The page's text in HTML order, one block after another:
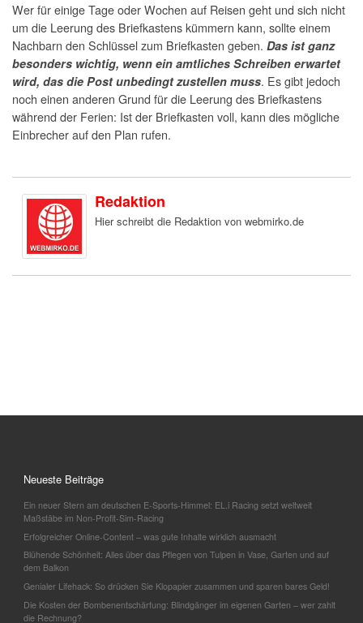
Wer für einige Tage oder Wochen auf Reisen geht und sich nicht
um die Leerung des Briefkastens kümmern kann, sollte einem
Nachbarn den Schlüssel zum Briefkasten geben. Das ist ganz
besonders wichtig, wenn ein amtliches Schreiben erwartet
wird, das die Post unbedingt zustellen muss. Es gibt jedoch
noch einen anderen Grund für die Leerung des Briefkastens
während der Ferien: Ist der Briefkasten voll, kann dies mögliche
Einbrecher auf den Plan rufen.
Redaktion
Hier schreibt die Redaktion von webmirko.de
Neueste Beiträge
Ein neuer Stern am deutschen E-Sports-Himmel: EL.i Racing setzt weltweit
Maßstäbe im Non-Profit-Sim-Racing
Erfolgreicher Online-Content – was gute Inhalte wirklich ausmacht
Blühende Schönheit: Alles über das Pflegen von Tulpen in Vase, Garten und auf
dem Balkon
Genialer Lifehack: So drücken Sie Klopapier zusammen und sparen bares Geld!
Die Kosten der Bombenentschärfung: Blindgänger im eigenen Garten – wer zahlt
die Rechnung?